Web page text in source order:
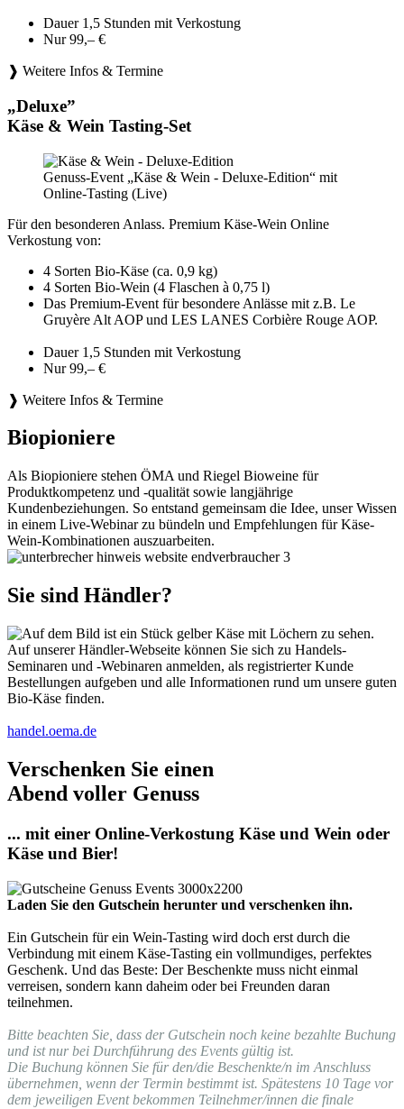
Dauer 1,5 Stunden mit Verkostung
Nur 99,– €
❱ Weitere Infos & Termine
„Deluxe”
Käse & Wein Tasting-Set
Genuss-Event „Käse & Wein - Deluxe-Edition“ mit
Online-Tasting (Live)
Für den besonderen Anlass. Premium Käse-Wein Online
Verkostung von:
4 Sorten Bio-Käse (ca. 0,9 kg)
4 Sorten Bio-Wein (4 Flaschen à 0,75 l)
Das Premium-Event für besondere Anlässe mit z.B. Le
Gruyère Alt AOP und LES LANES Corbière Rouge AOP.
Dauer 1,5 Stunden mit Verkostung
Nur 99,– €
❱ Weitere Infos & Termine
Biopioniere
Als Biopioniere stehen ÖMA und Riegel Bioweine für
Produktkompetenz und -qualität sowie langjährige
Kundenbeziehungen. So entstand gemeinsam die Idee, unser Wissen
in einem Live-Webinar zu bündeln und Empfehlungen für Käse-
Wein-Kombinationen auszuarbeiten.
Sie sind Händler?
Auf unserer Händler-Webseite können Sie sich zu Handels-
Seminaren und -Webinaren anmelden, als registrierter Kunde
Bestellungen aufgeben und alle Informationen rund um unsere guten
Bio-Käse finden.
handel.oema.de
Verschenken Sie einen
Abend voller Genuss
... mit einer Online-Verkostung Käse und Wein oder
Käse und Bier!
Laden Sie den Gutschein herunter und verschenken ihn.
Ein Gutschein für ein Wein-Tasting wird doch erst durch die
Verbindung mit einem Käse-Tasting ein vollmundiges, perfektes
Geschenk. Und das Beste: Der Beschenkte muss nicht einmal
verreisen, sondern kann daheim oder bei Freunden daran
teilnehmen.
Bitte beachten Sie, dass der Gutschein noch keine bezahlte Buchung
und ist nur bei Durchführung des Events gültig ist.
Die Buchung können Sie für den/die Beschenkte/n im Anschluss
übernehmen, wenn der Termin bestimmt ist. Spätestens 10 Tage vor
dem jeweiligen Event bekommen Teilnehmer/innen die finale